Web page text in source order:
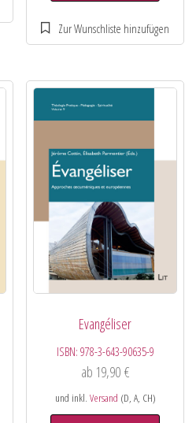
Evangéliser
ISBN: 978-3-643-90635-9
ab 19,90 €
und inkl. Versand (D, A, CH)